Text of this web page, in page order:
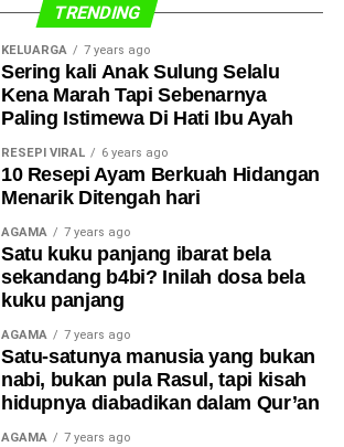
TRENDING
KELUARGA 7 years ago
Sering kali Anak Sulung Selalu
Kena Marah Tapi Sebenarnya
Paling Istimewa Di Hati Ibu Ayah
RESEPI VIRAL 6 years ago
10 Resepi Ayam Berkuah Hidangan
Menarik Ditengah hari
AGAMA 7 years ago
Satu kuku panjang ibarat bela
sekandang b4bi? Inilah dosa bela
kuku panjang
AGAMA 7 years ago
Satu-satunya manusia yang bukan
nabi, bukan pula Rasul, tapi kisah
hidupnya diabadikan dalam Qur’an
AGAMA 7 years ago